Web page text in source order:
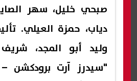
صبحي خليل، سهر
دياب، حمزة العيلي.
وليد أبو المجد،
"سيدرز آرت برودكشن